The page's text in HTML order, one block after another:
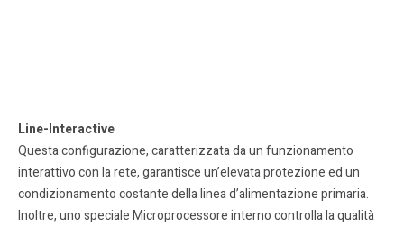
Line-Interactive
Questa configurazione, caratterizzata da un funzionamento
interattivo con la rete, garantisce un’elevata protezione ed un
condizionamento costante della linea d’alimentazione primaria.
Inoltre, uno speciale Microprocessore interno controlla la qualità